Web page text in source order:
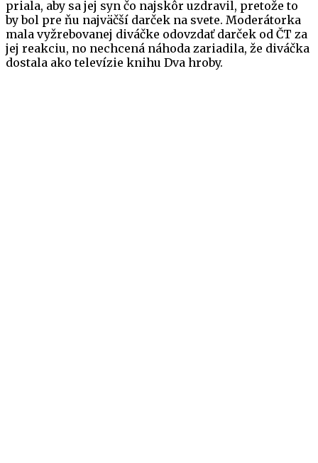
priala, aby sa jej syn čo najskôr uzdravil, pretože to
by bol pre ňu najväčší darček na svete. Moderátorka
mala vyžrebovanej diváčke odovzdať darček od ČT za
jej reakciu, no nechcená náhoda zariadila, že diváčka
dostala ako televízie knihu Dva hroby.